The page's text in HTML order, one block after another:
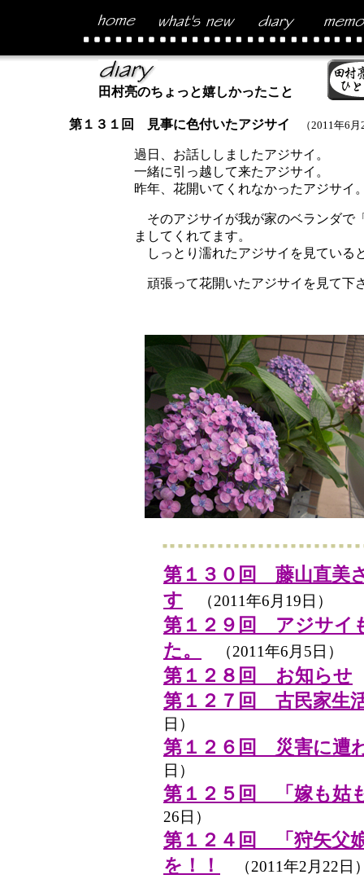
田村亮のちょっと嬉しかったこと
第１３１回 見事に色付いたアジサイ （2011年6
過日、お話ししましたアジサイ。
一緒に引っ越して来たアジサイ。
昨年、花開いてくれなかったアジサイ
そのアジサイが我が家のベランダで
ましてくれてます。
しっとり濡れたアジサイを見ている
頑張って花開いたアジサイを見て下
第１３０回 藤山直美
す （2011年6月19日）
第１２９回 アジサイ
た。
（2011年6月5日）
第１２８回 お知らせ
第１２７回 古民家生
日）
第１２６回 災害に遭
日）
第１２５回 「嫁も姑
26日）
第１２４回 「狩矢父
を！！
（2011年2月22日